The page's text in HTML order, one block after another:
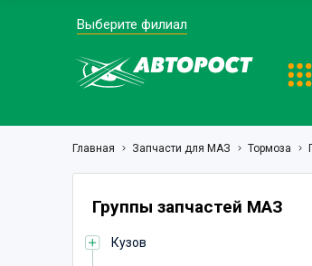
Выберите филиал
Главная Запчасти для МАЗ Тормоза
Группы запчастей МАЗ
Кузов